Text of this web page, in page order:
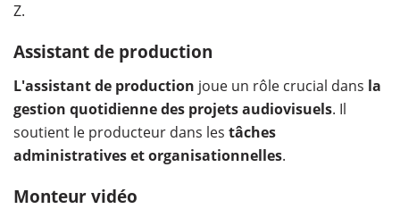
Z.
Assistant de production
L'assistant de production joue un rôle crucial dans la
gestion quotidienne des projets audiovisuels. Il
soutient le producteur dans les tâches
administratives et organisationnelles.
Monteur vidéo